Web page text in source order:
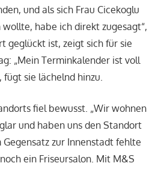
und als sich Frau Cicekoglu
habe ich direkt zugesagt“,
geglückt ist, zeigt sich für sie
„Mein Terminkalender ist voll
sie lächelnd hinzu.
fiel bewusst. „Wir wohnen
und haben uns den Standort
zur Innenstadt fehlte
ein Friseursalon. Mit M&S